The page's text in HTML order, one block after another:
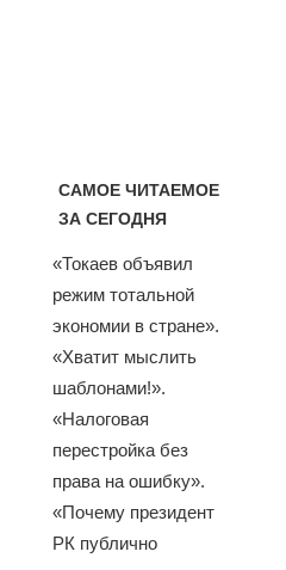
САМОЕ ЧИТАЕМОЕ
ЗА СЕГОДНЯ
«Токаев объявил
режим тотальной
экономии в стране».
«Хватит мыслить
шаблонами!».
«Налоговая
перестройка без
права на ошибку».
«Почему президент
РК публично